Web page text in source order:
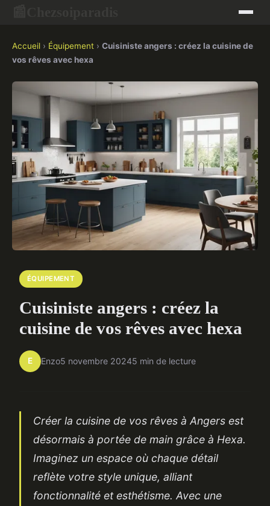
Accueil › Équipement › Cuisiniste angers : créez la cuisine de
vos rêves avec hexa
ÉQUIPEMENT
Cuisiniste angers : créez la
cuisine de vos rêves avec hexa
E Enzo5 novembre 20245 min de lecture
Créer la cuisine de vos rêves à Angers est
désormais à portée de main grâce à Hexa.
Imaginez un espace où chaque détail
reflète votre style unique, alliant
fonctionnalité et esthétisme. Avec une